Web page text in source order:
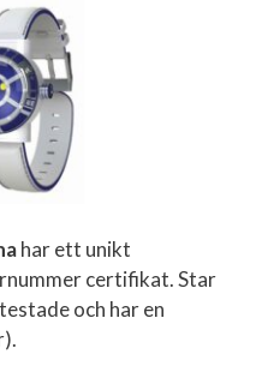
har ett unikt
certifikat. Star
och har en